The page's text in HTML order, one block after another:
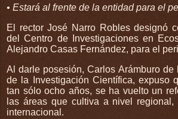
• Estará al frente de la entidad para el
El rector José Narro Robles designó
del Centro de Investigaciones en
Alejandro Casas Fernández, para el
Al darle posesión, Carlos Arámburo de
de la Investigación Científica, expuso
tan sólo ocho años, se ha vuelto un
las áreas que cultiva a nivel
internacional.